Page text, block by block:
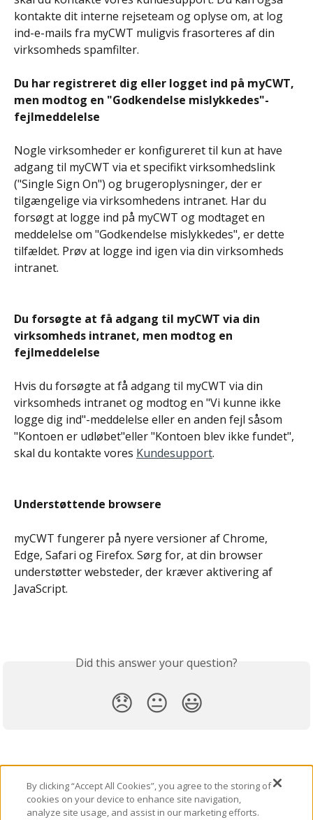
kontakte dit interne rejseteam og oplyse om, at log
ind-e-mails fra myCWT muligvis frasorteres af din
virksomheds spamfilter.
Du har registreret dig eller logget ind på myCWT,
men modtog en "Godkendelse mislykkedes"-
fejlmeddelelse
Nogle virksomheder er konfigureret til kun at have
adgang til myCWT via et specifikt virksomhedslink
("Single Sign On") og brugeroplysninger, der er
tilgængelige via virksomhedens intranet. Har du
forsøgt at logge ind på myCWT og modtaget en
meddelelse om "Godkendelse mislykkedes", er dette
tilfældet. Prøv at logge ind igen via din virksomheds
intranet.
Du forsøgte at få adgang til myCWT via din
virksomheds intranet, men modtog en
fejlmeddelelse
Hvis du forsøgte at få adgang til myCWT via din
virksomheds intranet og modtog en "Vi kunne ikke
logge dig ind"-meddelelse eller en anden fejl såsom
"Kontoen er udløbet"eller "Kontoen blev ikke fundet",
skal du kontakte vores Kundesupport.
Understøttende browsere
myCWT fungerer på nyere versioner af Chrome,
Edge, Safari og Firefox. Sørg for, at din browser
understøtter websteder, der kræver aktivering af
JavaScript.
Did this answer your question?
😞 😐 😃
By clicking “Accept All Cookies”, you agree to the storing of
cookies on your device to enhance site navigation,
analyze site usage, and assist in our marketing efforts.